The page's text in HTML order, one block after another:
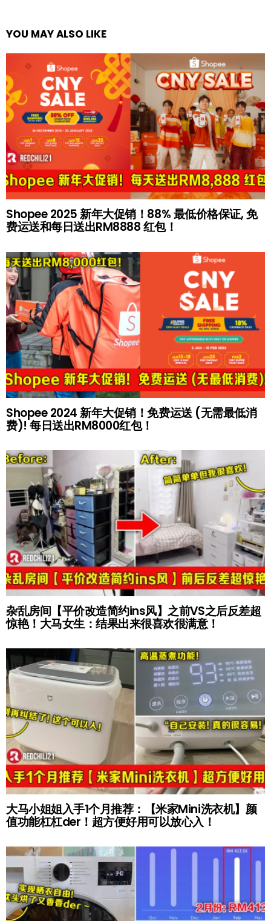
YOU MAY ALSO LIKE
Shopee 2025 新年大促销！88% 最低价格保证, 免
费运送和每日送出RM8888 红包！
Shopee 2024 新年大促销！免费运送 (无需最低消
费)! 每日送出RM8000红包！
杂乱房间【平价改造简约ins风】之前VS之后反差超
惊艳！大马女生：结果出来很喜欢很满意！
大马小姐姐入手1个月推荐：【米家Mini洗衣机】颜
值功能杠杠der！超方便好用可以放心入！